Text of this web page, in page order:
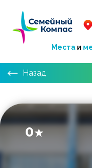
Места и
Назад
0★